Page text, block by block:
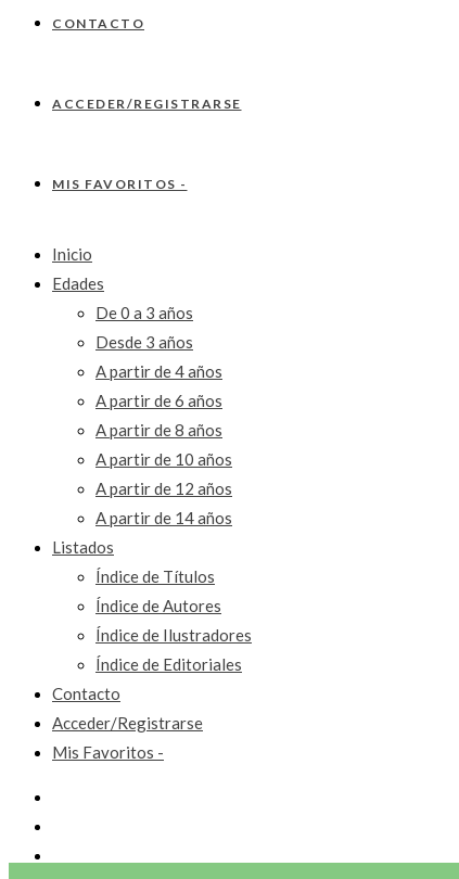
CONTACTO
ACCEDER/REGISTRARSE
MIS FAVORITOS -
Inicio
Edades
De 0 a 3 años
Desde 3 años
A partir de 4 años
A partir de 6 años
A partir de 8 años
A partir de 10 años
A partir de 12 años
A partir de 14 años
Listados
Índice de Títulos
Índice de Autores
Índice de Ilustradores
Índice de Editoriales
Contacto
Acceder/Registrarse
Mis Favoritos -